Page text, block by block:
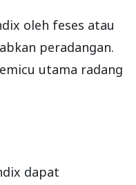
oleh feses atau
peradangan.
utama radang
dapat